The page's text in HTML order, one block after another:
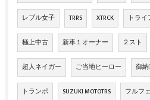
レブル女子 TRRS XTRCK トラ
極上中古 新車１オーナー ２スト
超人ネイガー ご当地ヒーロー 御
トランポ SUZUKI MOTOTRS フルフ